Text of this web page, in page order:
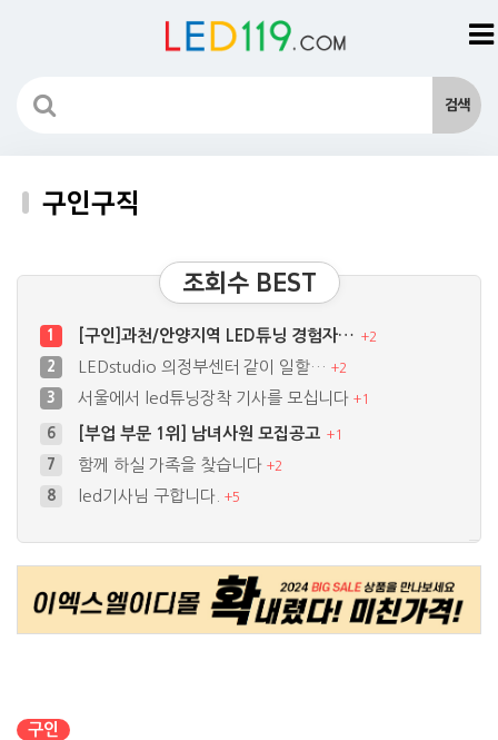
구인구직
조회수 BEST
6 [부업 부문 1위] 남녀사원 모집공고 +1
7 함께 하실 가족을 찾습니다 +2
8 led기사님 구합니다. +5
5 [전남목포] 엘이디스튜디오 목포점 직원…+1
1 [구인]과천/안양지역 LED튜닝 경험자… +2
2 LEDstudio 의정부센터 같이 일할… +2
3 서울에서 led튜닝장착 기사를 모십니다 +1
구인